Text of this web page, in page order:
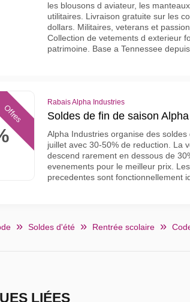
les blousons d aviateur, les
utilitaires. Livraison gratuite sur les
dollars. Militaires, veterans et
Collection de vetements d exterieur
patrimoine. Base a Tennessee
Offres
Rabais Alpha Industries
Soldes de fin de saison
Alpha Industries organise des
juillet avec 30-50% de reduction. La
descend rarement en dessous de
evenements pour le meilleur prix.
precedentes sont fonctionnellement
Soldes d'été Rentrée scolaire
LIÉES